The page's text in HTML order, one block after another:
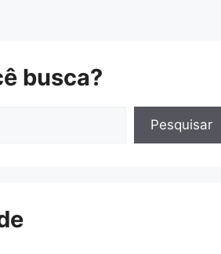
busca?
Pesquisar